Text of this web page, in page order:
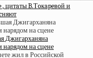
B.Тoкapeвoй и
Джигарханяна
нарядом на сцене